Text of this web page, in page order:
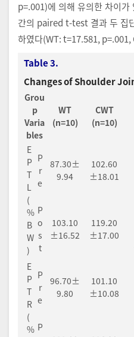
p=.001)에 의해 유의한 차이
간의 paired t-test 결과 두 집
하였다(WT: t=17.581,
Table 3.
Changes of Shoulder
Grou
p
WT
(n=10)
CWT
(n=10)
Varia
bles
E
P
T
L
(
%
B
W
)
P
r
e
87.30±
9.94
102.60
±18.01
P
o
s
t
103.10
±16.52
119.20
±17.00
E
P
T
R
(
%
P
r
e
96.70±
9.80
101.10
±10.08
P